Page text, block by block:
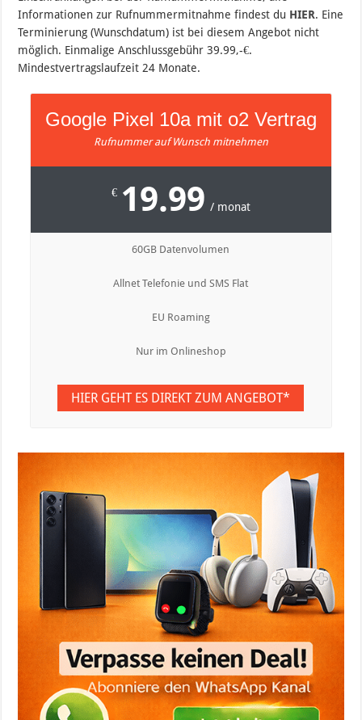
Informationen zur Rufnummermitnahme findest du HIER. Eine
Terminierung (Wunschdatum) ist bei diesem Angebot nicht
möglich. Einmalige Anschlussgebühr 39.99,-€.
Mindestvertragslaufzeit 24 Monate.
Google Pixel 10a mit o2 Vertrag
Rufnummer auf Wunsch mitnehmen
€ 19.99 / monat
60GB Datenvolumen
Allnet Telefonie und SMS Flat
EU Roaming
Nur im Onlineshop
HIER GEHT ES DIREKT ZUM ANGEBOT*